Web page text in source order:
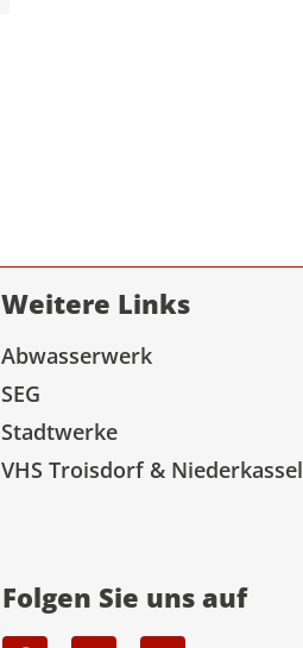
Weitere Links
Abwasserwerk
SEG
Stadtwerke
VHS Troisdorf & Niederkassel
Folgen Sie uns auf